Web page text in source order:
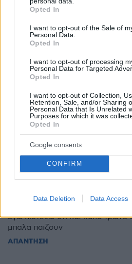
grant or deny consent to Google and
use your data for below specified
consent section.
Opted In
I want to opt-out of the Sale of
Personal Data.
Opted In
I want to opt-out of processing
Personal Data for Targeted
Opted In
I want to opt-out of Collection,
Retention, Sale, and/or Sharing
Personal Data that Is Unrelated
Purposes for which it was
Opted In
Google consents
CONFIRM
Data Deletion Data Access
13.06.2026, 11:15
και χρήμα μελλοντικές
ΑΠΑΝΤΗΣΗ
Την έπαιζα
ένα μονότερμα
ΑΠΑΝΤΗΣΗ
Conan
13.06.2026, 15:41
ΑΠΑΝΤΗΣΗ
κλαυδιος
εγω πιστευω οτι και καλα τρωνε
μπαλα παιζουν
ΑΠΑΝΤΗΣΗ